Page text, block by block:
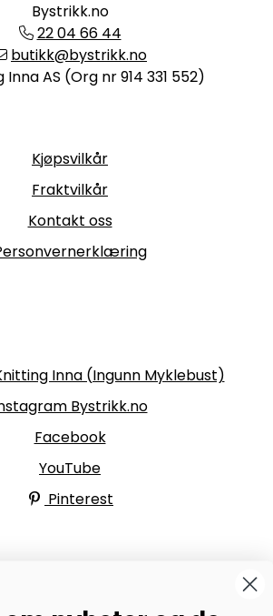
Bystrikk.no
22 04 66 44
butikk@bystrikk.no
Inna AS (Org nr 914 331 552)
Kjøpsvilkår
Fraktvilkår
Kontakt oss
Inna (Ingunn Myklebust)
Bystrikk.no
Facebook
YouTube
Pinterest